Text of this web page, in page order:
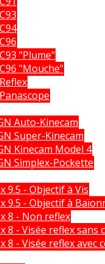
"Plume"
"Mouche"
Auto-Kinecam
Super-Kinecam
Kinecam Model 4
Simplex-Pockette
9.5 - Objectif à Vis
9.5 - Objectif à
8 - Non reflex
8 - Visée reflex sans
8 - Visée reflex avec